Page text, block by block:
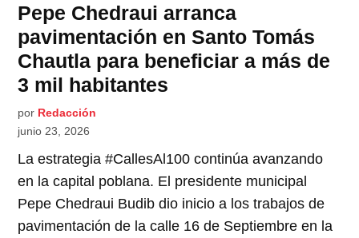
Pepe Chedraui arranca
pavimentación en Santo Tomás
Chautla para beneficiar a más de
3 mil habitantes
por Redacción
junio 23, 2026
La estrategia #CallesAl100 continúa avanzando
en la capital poblana. El presidente municipal
Pepe Chedraui Budib dio inicio a los trabajos de
pavimentación de la calle 16 de Septiembre en la